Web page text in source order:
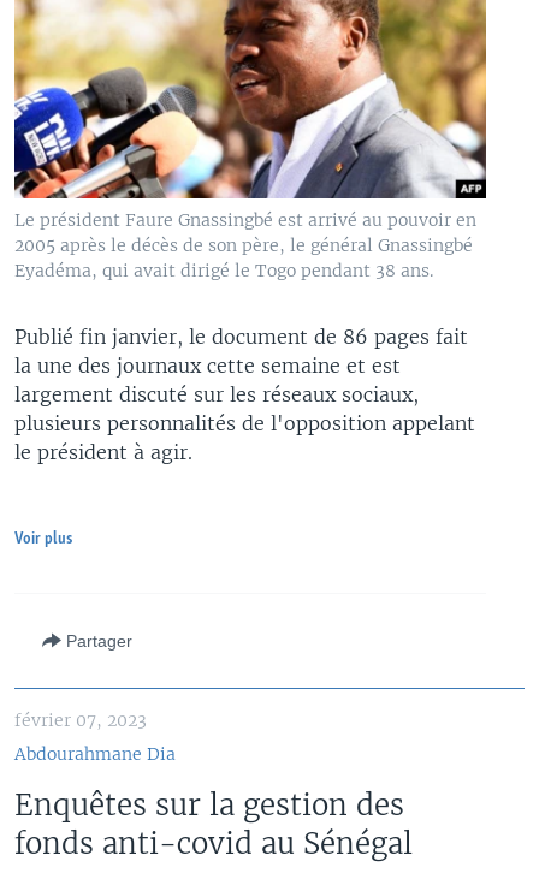
Le président Faure Gnassingbé est arrivé au pouvoir en
2005 après le décès de son père, le général Gnassingbé
Eyadéma, qui avait dirigé le Togo pendant 38 ans.
Publié fin janvier, le document de 86 pages fait
la une des journaux cette semaine et est
largement discuté sur les réseaux sociaux,
plusieurs personnalités de l'opposition appelant
le président à agir.
Voir plus
Partager
février 07, 2023
Abdourahmane Dia
Enquêtes sur la gestion des
fonds anti-covid au Sénégal